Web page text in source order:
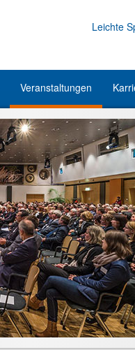
Leichte
Veranstaltungen